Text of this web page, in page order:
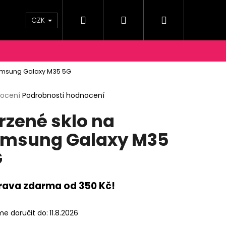
A PLATBY KONTAKTY Moje
CZK Hledat PřihlášeníNákupní
košík
Galaxy M35 5G
Podrobnosti hodnocení
sklo na
Galaxy M35
zdarma od 350 Kč!
doručit do: 11.8.2026